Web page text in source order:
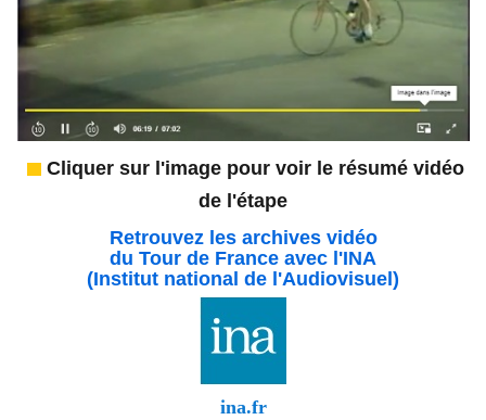
Cliquer sur l'image pour voir le résumé vidéo
de l'étape
Retrouvez les archives vidéo
du Tour de France avec l'INA
(Institut national de l'Audiovisuel)
ina.fr